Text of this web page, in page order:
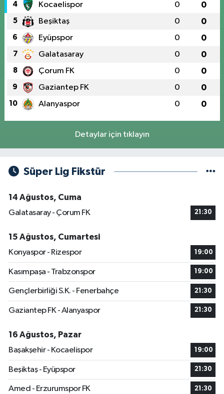
4 Kocaelispor 0 0
5 Beşiktaş 0 0
6 Eyüpspor 0 0
7 Galatasaray 0 0
8 Çorum FK 0 0
9 Gaziantep FK 0 0
10 Alanyaspor 0 0
Detaylar için tıklayın
Süper Lig Fikstür
14 Ağustos, Cuma
Galatasaray - Çorum FK
21:30
15 Ağustos, Cumartesi
Konyaspor - Rizespor
19:00
Kasımpaşa - Trabzonspor 19:00
Gençlerbirliği S.K. - Fenerbahçe 21:30
Gaziantep FK - Alanyaspor 21:30
16 Ağustos, Pazar
Başakşehir - Kocaelispor
19:00
Beşiktaş - Eyüpspor 21:30
Amed - Erzurumspor FK 21:30